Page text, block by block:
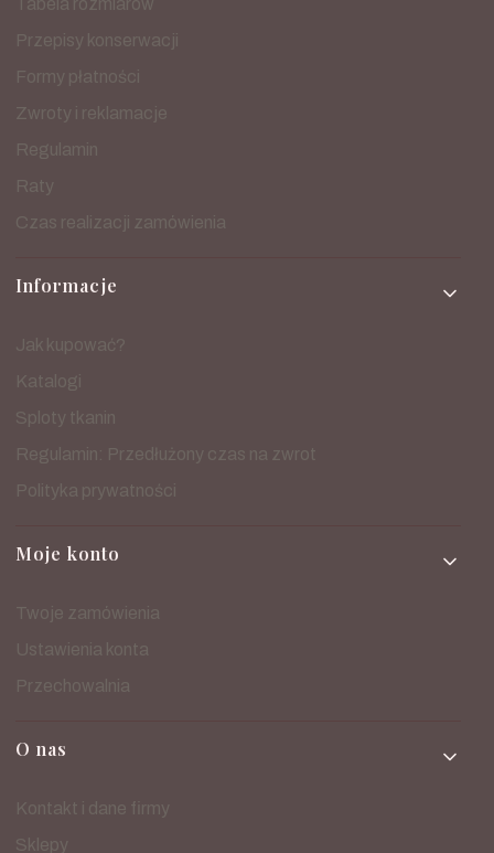
Tabela rozmiarów
Przepisy konserwacji
Formy płatności
Zwroty i reklamacje
Regulamin
Raty
Czas realizacji zamówienia
Informacje
Jak kupować?
Katalogi
Sploty tkanin
Regulamin: Przedłużony czas na zwrot
Polityka prywatności
Moje konto
Twoje zamówienia
Ustawienia konta
Przechowalnia
O nas
Kontakt i dane firmy
Sklepy